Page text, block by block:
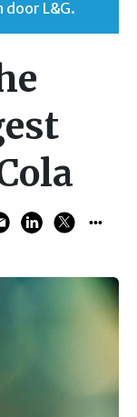
door L&G.